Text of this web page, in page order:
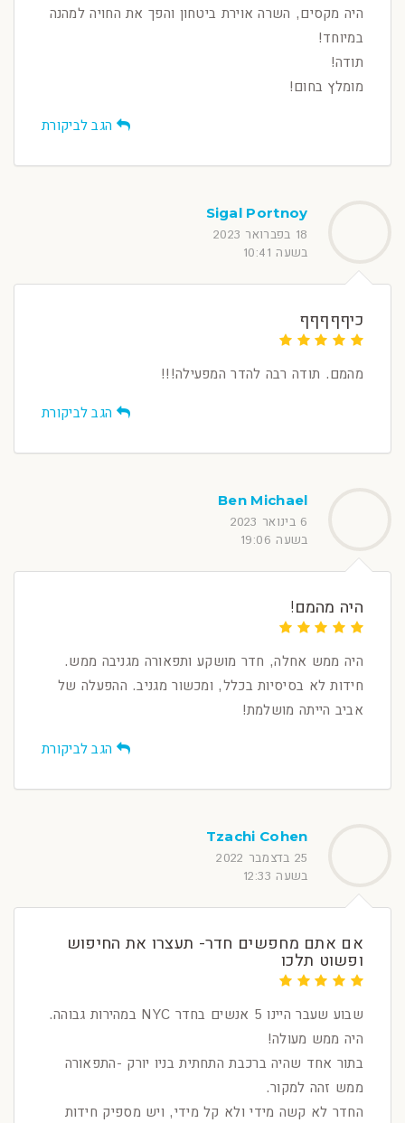
היה מקסים, השרה אוירת ביטחון והפך את החויה למהנה
במיוחד!
תודה!
מומלץ בחום!
הגב לביקורת
Sigal Portnoy
18 בפברואר 2023
בשעה 10:41
כיףףףףף
מהמם. תודה רבה להדר המפעילה!!!
הגב לביקורת
Ben Michael
6 בינואר 2023
בשעה 19:06
היה מהמם!
היה ממש אחלה, חדר מושקע ותפאורה מגניבה ממש.
חידות לא בסיסיות בכלל, ומכשור מגניב. ההפעלה של
אביב הייתה מושלמת!
הגב לביקורת
Tzachi Cohen
25 בדצמבר 2022
בשעה 12:33
אם אתם מחפשים חדר- תעצרו את החיפוש
ופשוט תלכו
שבוע שעבר היינו 5 אנשים בחדר NYC במהירות גבוהה.
היה ממש מעולה!
בתור אחד שהיה ברכבת התחתית בניו יורק -התפאורה
ממש זהה למקור.
החדר לא קשה מידי ולא קל מידי, ויש מספיק חידות